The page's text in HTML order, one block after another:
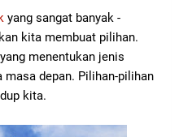
yang sangat banyak -
kita membuat pilihan.
menentukan jenis
depan. Pilihan-pilihan
kita.